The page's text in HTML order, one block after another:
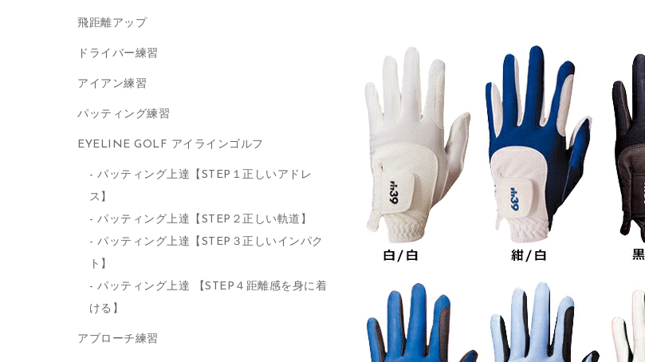
飛距離アップ
ドライバー練習
アイアン練習
パッティング練習
EYELINE GOLF アイラインゴルフ
パッティング上達【STEP１正しいアドレ
ス】
パッティング上達【STEP２正しい軌道】
パッティング上達【STEP３正しいインパク
ト】
パッティング上達 【STEP４距離感を身に着
ける】
アプローチ練習